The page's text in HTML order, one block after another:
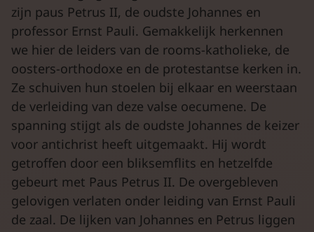
zijn paus Petrus II, de oudste Johannes en
professor Ernst Pauli. Gemakkelijk herkennen
we hier de leiders van de rooms-katholieke, de
oosters-orthodoxe en de protestantse kerken in.
Ze schuiven hun stoelen bij elkaar en weerstaan
de verleiding van deze valse oecumene. De
spanning stijgt als de oudste Johannes de keizer
voor antichrist heeft uitgemaakt. Hij wordt
getroffen door een bliksemflits en hetzelfde
gebeurt met Paus Petrus II. De overgebleven
gelovigen verlaten onder leiding van Ernst Pauli
de zaal. De lijken van Johannes en Petrus liggen